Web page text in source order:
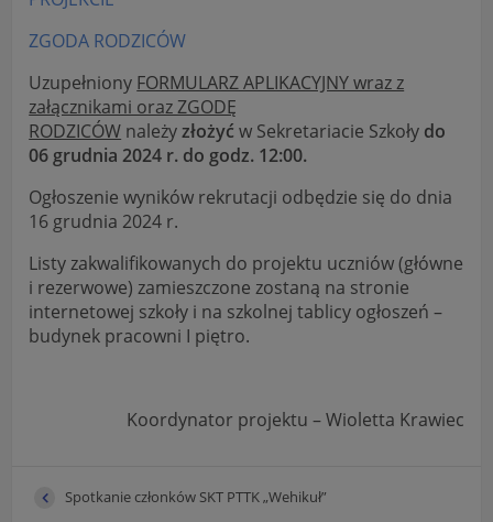
ZGODA RODZICÓW
Uzupełniony FORMULARZ APLIKACYJNY wraz z
załącznikami oraz ZGODĘ
RODZICÓW należyzłożyćw Sekretariacie Szkoły do
06 grudnia 2024 r. do godz. 12:00.
Ogłoszenie wyników rekrutacji odbędzie się do dnia
16 grudnia 2024 r.
Listy zakwalifikowanych do projektu uczniów (główne
i rezerwowe) zamieszczone zostaną na stronie
internetowej szkoły i na szkolnej tablicy ogłoszeń –
budynek pracowni I piętro.
Koordynator projektu – Wioletta Krawiec
Spotkanie członków SKT PTTK „Wehikuł”